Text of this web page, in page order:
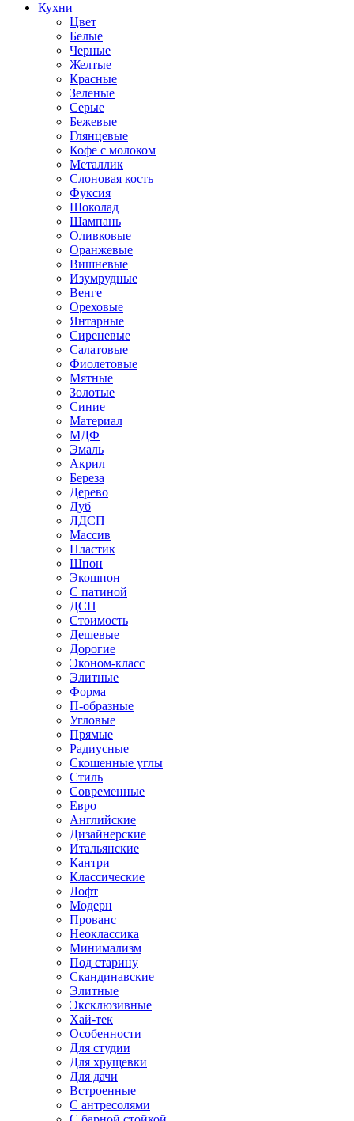
Кухни
Цвет
Белые
Черные
Желтые
Красные
Зеленые
Серые
Бежевые
Глянцевые
Кофе с молоком
Металлик
Слоновая кость
Фуксия
Шоколад
Шампань
Оливковые
Оранжевые
Вишневые
Изумрудные
Венге
Ореховые
Янтарные
Сиреневые
Салатовые
Фиолетовые
Мятные
Золотые
Синие
Материал
МДФ
Эмаль
Акрил
Береза
Дерево
Дуб
ЛДСП
Массив
Пластик
Шпон
Экошпон
С патиной
ДСП
Стоимость
Дешевые
Дорогие
Эконом-класс
Элитные
Форма
П-образные
Угловые
Прямые
Радиусные
Скошенные углы
Стиль
Современные
Евро
Английские
Дизайнерские
Итальянские
Кантри
Классические
Лофт
Модерн
Прованс
Неоклассика
Минимализм
Под старину
Скандинавские
Элитные
Эксклюзивные
Хай-тек
Особенности
Для студии
Для хрущевки
Для дачи
Встроенные
С антресолями